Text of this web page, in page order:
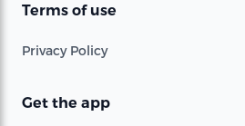
Terms of use
Privacy Policy
Get the app